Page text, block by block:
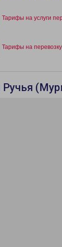
Тарифы на услуги
Тарифы на
Ручья